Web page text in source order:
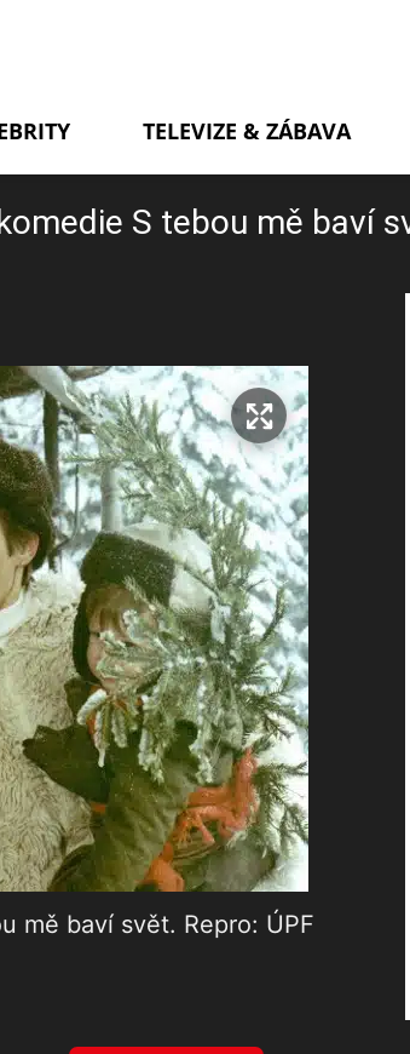
TELEVIZE & ZÁBAVA
S tebou mě baví
mě baví svět. Repro: ÚPF